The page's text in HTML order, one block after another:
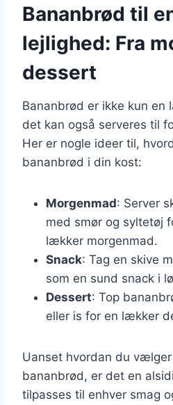
Bananbrød til
lejlighed: Fra
dessert
Bananbrød er ikke kun en
det kan også serveres til
Her er nogle ideer til,
bananbrød i din kost:
Morgenmad: Server
med smør og syltetøj
lækker morgenmad.
Snack: Tag en skive
som en sund snack i
Dessert: Top
eller is for en lækker
Uanset hvordan du
bananbrød, er det en
tilpasses til enhver smag